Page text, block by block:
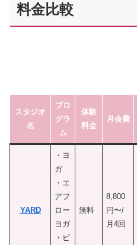
料金比較
スタジオ
名
プロ
グラ
ム
体験
料金
月会費
YARD
・ヨ
ガ
・エ
アフ
ロー
ヨガ
・ピ
無料
8,800
円〜/
月4回